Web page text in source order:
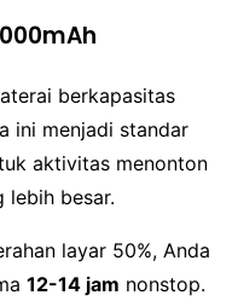
berkapasitas
ini menjadi standar
aktivitas menonton
lebih besar.
layar 50%, Anda
12-14 jam nonstop.